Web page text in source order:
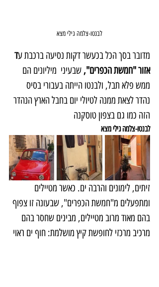
לבנטו-צלמה גילי מצא
מדובר בסך הכל בכעשר דקות נסיעה ברכבת עד
אזור "חמשת הכפרים", שבעיני  מיליונים הם
ממש פלא תבל, ולבנטו הייתה בעבורי בסיס
נהדר לצאת ממנה לטיולי יום בחבל הארץ הנהדר
הזה כמו גם בצפון טוסקנה
לבנטו-צלמה גילי מצא
זיתים, לימונים והרבה ים. כאשר מטיילים
ומתפעלים מ"חמשת הכפרים", שבעונה זו צפוף
בהם מאוד מרוב מטיילים, מבינים שחסר בהם
מרכיב מרכזי לחופשת קיץ מושלמת: חוף ים ראוי